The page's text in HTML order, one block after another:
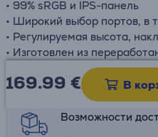
• 99% sRGB и IPS-панель
• Широкий выбор портов, в
• Регулируемая высота,
• Изготовлен из
169.99 € В
Информационный
Возможности